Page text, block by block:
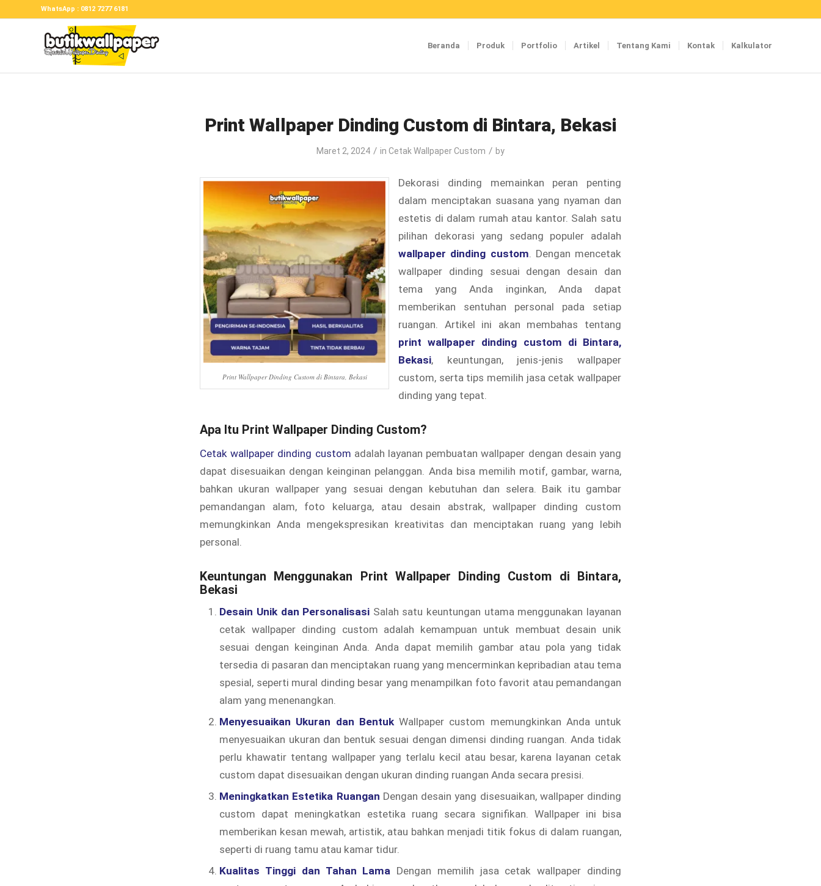
WhatsApp : 0812 7277 6181
Beranda Produk Portfolio Artikel Tentang Kami Kontak Kalkulator
Print Wallpaper Dinding Custom di Bintara, Bekasi
Maret 2, 2024 / in Cetak Wallpaper Custom / by
Print Wallpaper Dinding Custom di Bintara, Bekasi
Dekorasi dinding memainkan peran penting
dalam menciptakan suasana yang nyaman dan
estetis di dalam rumah atau kantor. Salah satu
pilihan dekorasi yang sedang populer adalah
wallpaper dinding custom . Dengan mencetak
wallpaper dinding sesuai dengan desain dan
tema yang Anda inginkan, Anda dapat
memberikan sentuhan personal pada setiap
ruangan. Artikel ini akan membahas tentang
print wallpaper dinding custom di Bintara,
Bekasi, keuntungan, jenis-jenis wallpaper
custom, serta tips memilih jasa cetak wallpaper
dinding yang tepat.
Apa Itu Print Wallpaper Dinding Custom?
Cetak wallpaper dinding custom adalah layanan pembuatan wallpaper dengan desain yang
dapat disesuaikan dengan keinginan pelanggan. Anda bisa memilih motif, gambar, warna,
bahkan ukuran wallpaper yang sesuai dengan kebutuhan dan selera. Baik itu gambar
pemandangan alam, foto keluarga, atau desain abstrak, wallpaper dinding custom
memungkinkan Anda mengekspresikan kreativitas dan menciptakan ruang yang lebih
personal.
Keuntungan Menggunakan Print Wallpaper Dinding Custom di Bintara,
Bekasi
Desain Unik dan Personalisasi Salah satu keuntungan utama menggunakan layanan
cetak wallpaper dinding custom adalah kemampuan untuk membuat desain unik
sesuai dengan keinginan Anda. Anda dapat memilih gambar atau pola yang tidak
tersedia di pasaran dan menciptakan ruang yang mencerminkan kepribadian atau tema
spesial, seperti mural dinding besar yang menampilkan foto favorit atau pemandangan
alam yang menenangkan.
Menyesuaikan Ukuran dan BentukWallpaper custom memungkinkan Anda untuk
menyesuaikan ukuran dan bentuk sesuai dengan dimensi dinding ruangan. Anda tidak
perlu khawatir tentang wallpaper yang terlalu kecil atau besar, karena layanan cetak
custom dapat disesuaikan dengan ukuran dinding ruangan Anda secara presisi.
Meningkatkan Estetika Ruangan Dengan desain yang disesuaikan, wallpaper dinding
custom dapat meningkatkan estetika ruang secara signifikan. Wallpaper ini bisa
memberikan kesan mewah, artistik, atau bahkan menjadi titik fokus di dalam ruangan,
seperti di ruang tamu atau kamar tidur.
Kualitas Tinggi dan Tahan Lama Dengan memilih jasa cetak wallpaper dinding